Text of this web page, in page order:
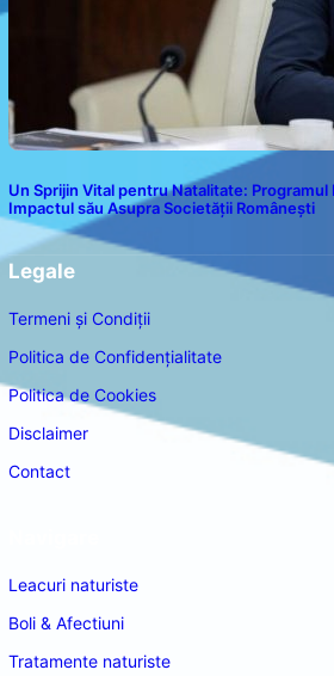
Un Sprijin Vital pentru Natalitate:
Impactul său Asupra Societății Românești
Legale
Termeni și Condiții
Politica de Confidențialitate
Politica de Cookies
Disclaimer
Contact
Leacuri naturiste
Boli & Afectiuni
Tratamente naturiste